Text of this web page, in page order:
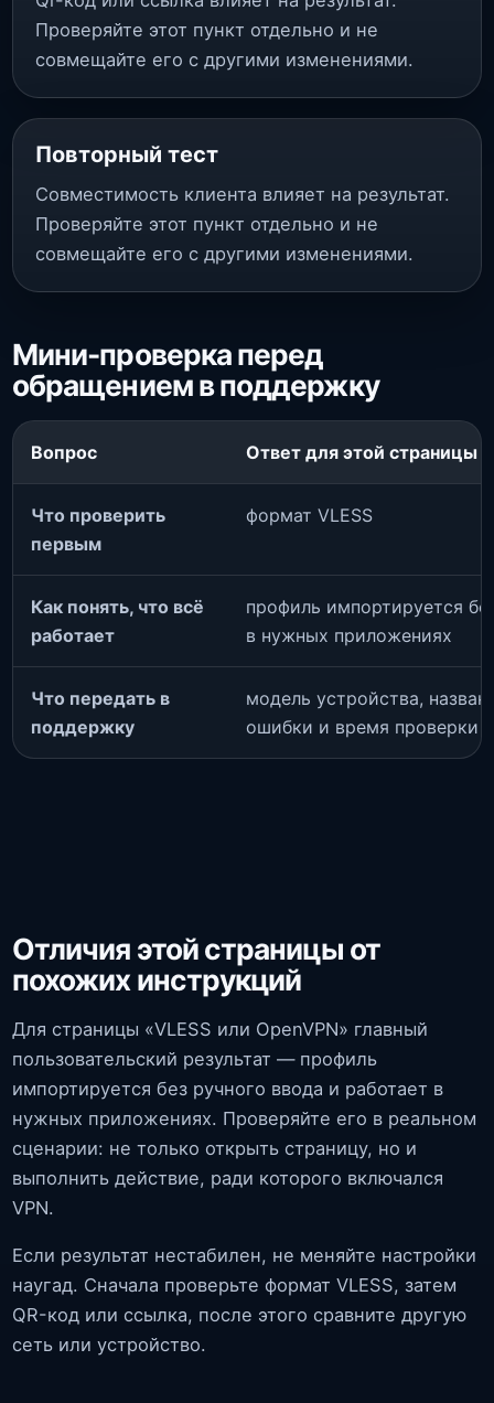
Проверяйте этот пункт отдельно и не
совмещайте его с другими изменениями.
Повторный тест
Совместимость клиента влияет на результат.
Проверяйте этот пункт отдельно и не
совмещайте его с другими изменениями.
Мини-проверка перед
обращением в поддержку
Вопрос Ответ для этой страницы
Что проверить
первым
формат VLESS
Как понять, что всё
работает
профиль импортируется
в нужных приложениях
Что передать в
поддержку
модель устройства,
ошибки и время проверки
Отличия этой страницы от
похожих инструкций
Для страницы «VLESS или OpenVPN» главный
пользовательский результат — профиль
импортируется без ручного ввода и работает в
нужных приложениях. Проверяйте его в реальном
сценарии: не только открыть страницу, но и
выполнить действие, ради которого включался
VPN.
Если результат нестабилен, не меняйте настройки
наугад. Сначала проверьте формат VLESS, затем
QR-код или ссылка, после этого сравните другую
сеть или устройство.